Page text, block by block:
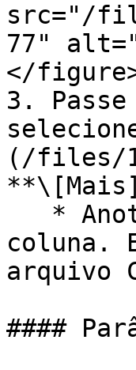
src="/
77"
</
3.
(/files/
coluna.
arquivo
####